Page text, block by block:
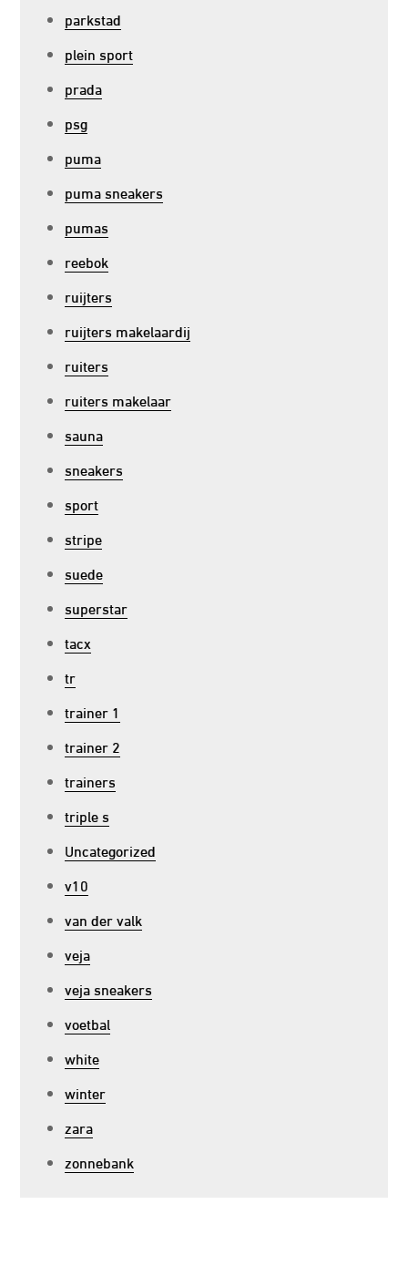
parkstad
plein sport
prada
psg
puma
puma sneakers
pumas
reebok
ruijters
ruijters makelaardij
ruiters
ruiters makelaar
sauna
sneakers
sport
stripe
suede
superstar
tacx
tr
trainer 1
trainer 2
trainers
triple s
Uncategorized
v10
van der valk
veja
veja sneakers
voetbal
white
winter
zara
zonnebank